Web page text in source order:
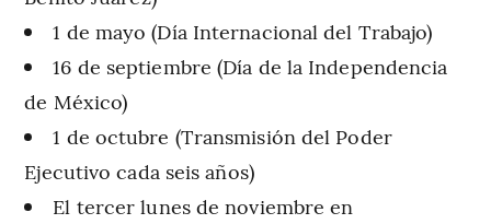
1 de mayo (Día Internacional del Trabajo)
16 de septiembre (Día de la Independencia
de México)
1 de octubre (Transmisión del Poder
Ejecutivo cada seis años)
El tercer lunes de noviembre en